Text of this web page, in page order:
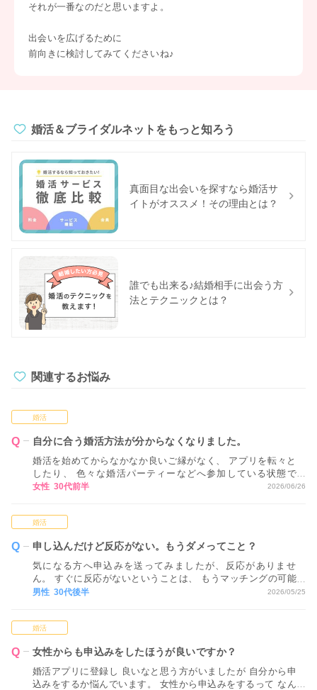
それが一番なのだと思いますよ。
出会いを広げるために
前向きに検討してみてくださいね♪
婚活＆ブライダルネットをもっと知ろう
真面目な出会いを探すなら婚活サ
イトがオススメ！その理由とは？
誰でも出来る♪結婚相手に出会う方
法とテクニックとは？
関連するお悩み
婚活
自分に合う婚活方法が分からなくなりました。
婚活を始めてからなかなか良いご縁がなく、 アプリを転々と
したり、 色々な婚活パーティーなどへ参加している状態で
す。 ただ、正直なところ、 どれが自分に合っているかが分か
りがたいです。
女性 30代前半 2026/06/26
婚活
申し込んだけど反応がない。もうダメってこと？
気になる方へ申込みを送ってみましたが、反応がありませ
ん。 すぐに反応がないということは、 もうマッチングの可能
性はないということでしょうか…？
男性 30代後半 2026/05/25
婚活
女性からも申込みをしたほうが良いですか？
婚活アプリに登録し 良いなと思う方がいましたが 自分から申
込みをするか悩んでいます。 女性から申込みをするって なん